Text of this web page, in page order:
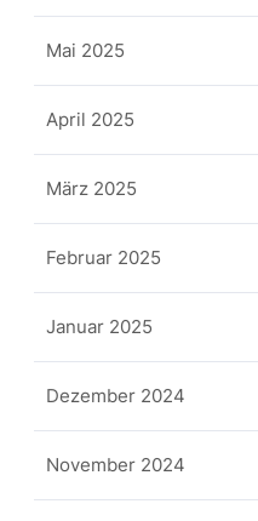
Mai 2025
April 2025
März 2025
Februar 2025
Januar 2025
Dezember 2024
November 2024